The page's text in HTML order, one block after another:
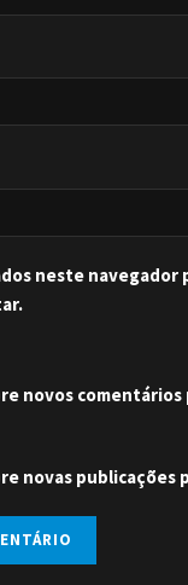
neste navegador
novos comentários
novas publicações